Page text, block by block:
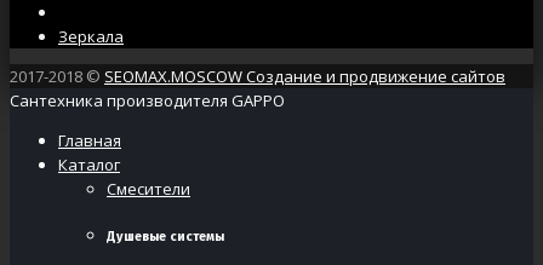
Зеркала
2017-2018 © SEOMAX.MOSCOW Создание и продвижение сайтов
Сантехника производителя GAPPO
Главная
Каталог
Смесители
Душевые системы